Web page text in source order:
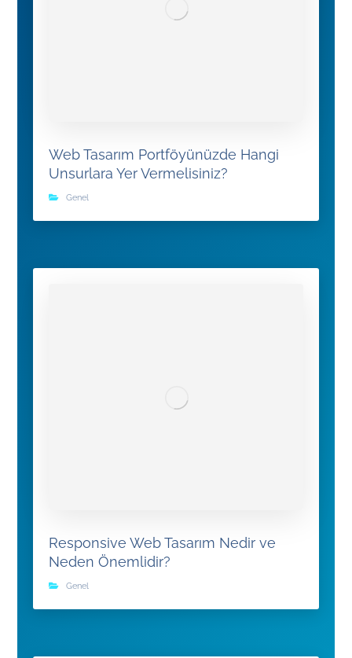
Web Tasarım Portföyünüzde Hangi
Unsurlara Yer Vermelisiniz?
Genel
Responsive Web Tasarım Nedir ve
Neden Önemlidir?
Genel